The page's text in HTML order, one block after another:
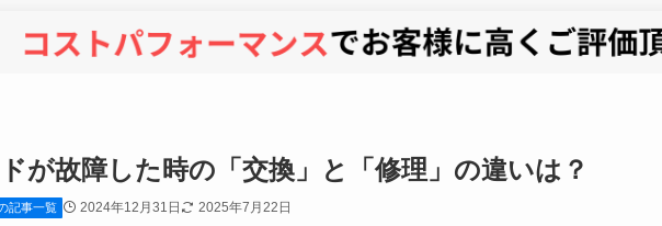
が故障した時の「交換」と「修理」の違いは？
記事一覧 2024年12月31日 2025年7月22日